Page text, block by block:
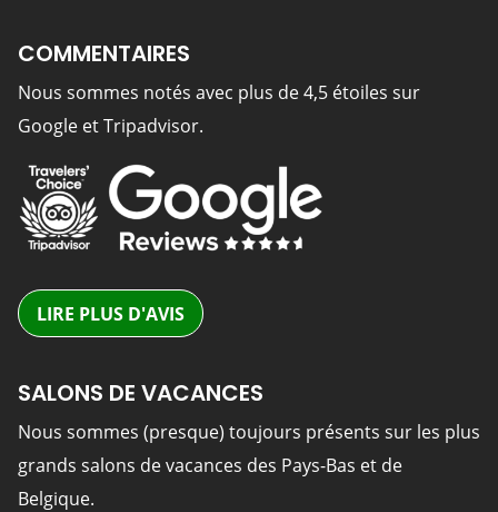
COMMENTAIRES
Nous sommes notés avec plus de 4,5 étoiles sur
Google et Tripadvisor.
LIRE PLUS D'AVIS
SALONS DE VACANCES
Nous sommes (presque) toujours présents sur les plus
grands salons de vacances des Pays-Bas et de
Belgique.